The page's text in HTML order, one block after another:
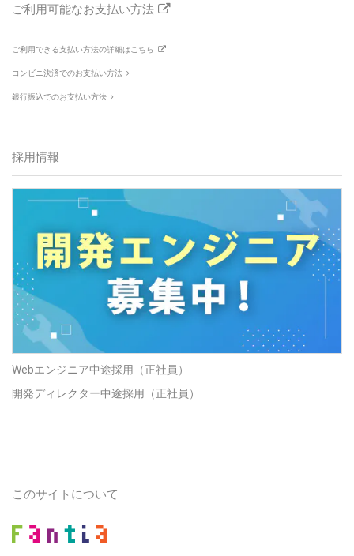
ご利用可能なお支払い方法
ご利用できる支払い方法の詳細はこちら
コンビニ決済でのお支払い方法
銀行振込でのお支払い方法
採用情報
Webエンジニア中途採用（正社員）
開発ディレクター中途採用（正社員）
このサイトについて